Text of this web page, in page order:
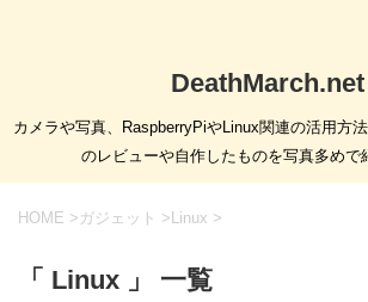
DeathMarch.net
カメラや写真、RaspberryPiやLinux関連の活用方
のレビューや自作したものを写真多めで
HOME > ガジェット > Linux >
「 Linux 」 一覧